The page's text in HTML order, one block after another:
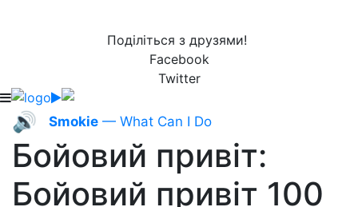
Поділіться з друзями!
Facebook
Twitter
🔊 Smokie — What Can I Do
Бойовий привіт:
Бойовий привіт 100